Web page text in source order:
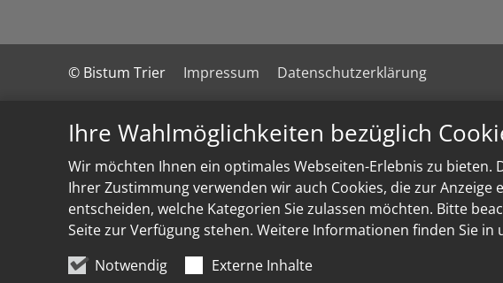
Ihre Wahlmöglichkeiten bezüglich
Wir möchten Ihnen ein optimales Webseiten-Erlebnis zu
Ihrer Zustimmung verwenden wir auch Cookies, die zur
entscheiden, welche Kategorien Sie zulassen möchten. Bitte
Seite zur Verfügung stehen. Weitere Informationen finden Sie in
Notwendig
Externe Inhalte
© Bistum Trier Impressum Datenschutzerklärung